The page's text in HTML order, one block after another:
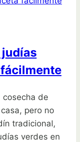
cosecha de
pero no
tradicional,
verdes en